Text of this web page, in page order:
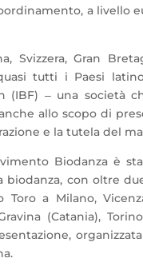
a livello
Svizzera, Gran
tutti i Paesi
(IBF) ‒ una società
allo scopo di
e la tutela del
Biodanza è
biodanza, con oltre
a Milano,
(Catania),